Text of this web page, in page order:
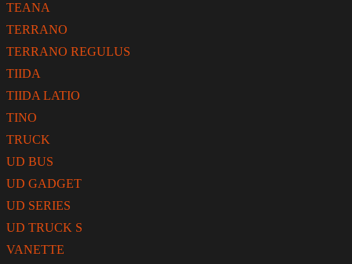
TEANA
TERRANO
TERRANO REGULUS
TIIDA
TIIDA LATIO
TINO
TRUCK
UD BUS
UD GADGET
UD SERIES
UD TRUCK S
VANETTE